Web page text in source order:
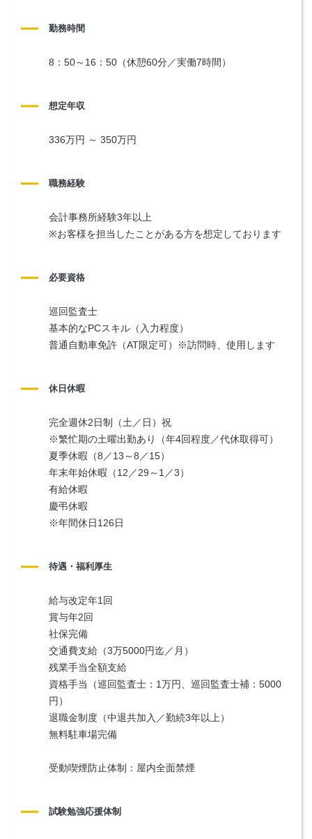
勤務時間
8：50～16：50（休憩60分／実働7時間）
想定年収
336万円 ～ 350万円
職務経験
会計事務所経験3年以上
※お客様を担当したことがある方を想定しております
必要資格
巡回監査士
基本的なPCスキル（入力程度）
普通自動車免許（AT限定可）※訪問時、使用します
休日休暇
完全週休2日制（土／日）祝
※繁忙期の土曜出勤あり（年4回程度／代休取得可）
夏季休暇（8／13～8／15）
年末年始休暇（12／29～1／3）
有給休暇
慶弔休暇
※年間休日126日
待遇・福利厚生
給与改定年1回
賞与年2回
社保完備
交通費支給（3万5000円迄／月）
残業手当全額支給
資格手当（巡回監査士：1万円、巡回監査士補：5000
円）
退職金制度（中退共加入／勤続3年以上）
無料駐車場完備
受動喫煙防止体制：屋内全面禁煙
試験勉強応援体制